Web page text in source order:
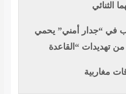
الثنائي
في “جدار أمني” يحمي
مغاربية